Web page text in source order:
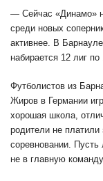
— Сейчас «Динамо»
среди новых
активнее. В
набирается 12 лиг по
Футболистов из
Жиров в Германии
хорошая школа,
родители не
соревновании.
не в главную